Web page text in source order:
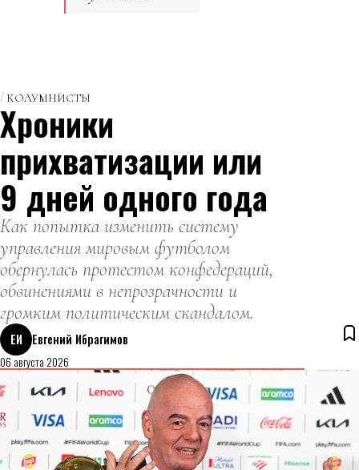
КОЛУМНИСТЫ
Хроники
прихватизации или
9 дней одного года
Как попытка изменить систему
управления мировым футболом
обернулась протестом конфедераций,
обвинениями в непрозрачности и
громким политическим скандалом.
ЕИ
Евгений Ибрагимов
06 августа 2026